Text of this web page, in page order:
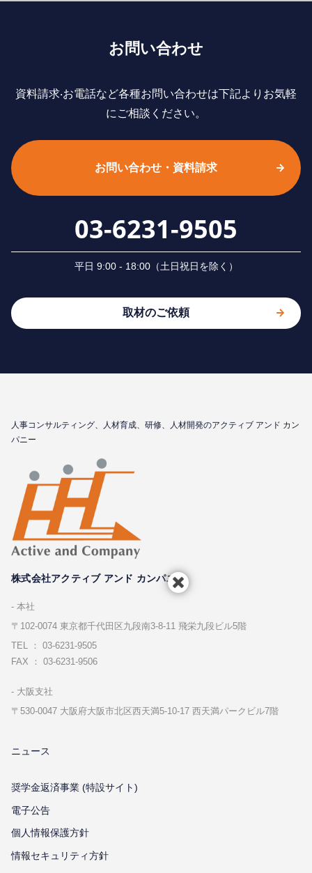
お問い合わせ
資料請求‧お電話など各種お問い合わせは下記よりお気軽
にご相談ください。
お問い合わせ・資料請求
03-6231-9505
平⽇ 9:00 - 18:00（⼟⽇祝⽇を除く）
取材のご依頼
⼈事コンサルティング、⼈材育成、研修、⼈材開発のアクティブ アンド カン
パニー
株式会社アクティブ アンド カンパニー
本社
〒102-0074 東京都千代⽥区九段南3-8-11 飛栄九段ビル5階
TEL ： 03-6231-9505
FAX ： 03-6231-9506
⼤阪⽀社
〒530-0047 ⼤阪府⼤阪市北区⻄天満5-10-17 ⻄天満パークビル7階
ニュース
奨学金返済事業 (特設サイト)
電子公告
個⼈情報保護⽅針
情報セキュリティ⽅針